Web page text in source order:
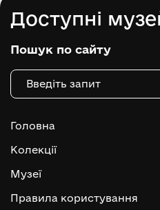
Доступні
Пошук по сайту
Головна
Колекції
Музеї
Правила користування